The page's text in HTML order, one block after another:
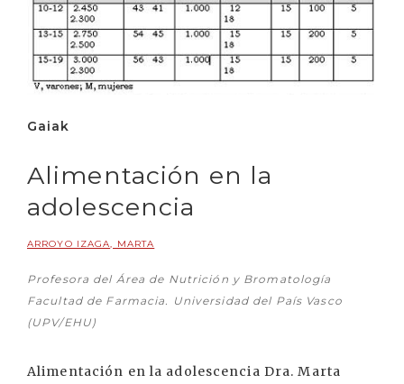
Gaiak
Alimentación en la
adolescencia
ARROYO IZAGA, MARTA
Profesora del Área de Nutrición y Bromatología
Facultad de Farmacia. Universidad del País Vasco
(UPV/EHU)
Alimentación en la adolescencia Dra. Marta